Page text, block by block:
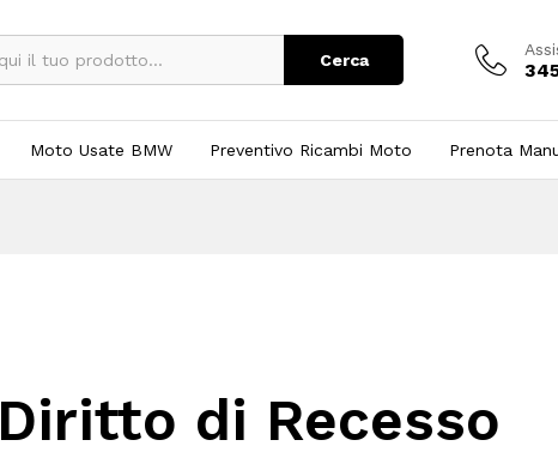
Cerca
Moto Usate BMW Preventivo Ricambi Moto Prenota
Diritto di Recesso